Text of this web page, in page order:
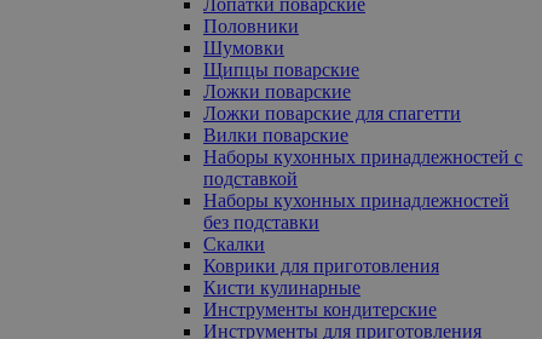
Половники
Шумовки
Щипцы поварские
Ложки поварские
Ложки поварские для спагетти
Вилки поварские
Наборы кухонных принадлежностей с
подставкой
Наборы кухонных принадлежностей
без подставки
Скалки
Коврики для приготовления
Кисти кулинарные
Инструменты кондитерские
Инструменты для приготовления